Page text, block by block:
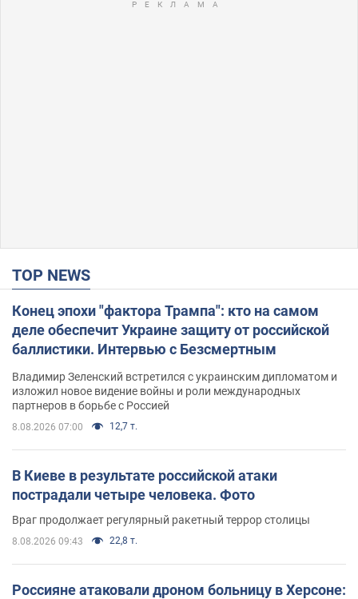
TOP NEWS
Конец эпохи "фактора Трампа": кто на самом
деле обеспечит Украине защиту от российской
баллистики. Интервью с Безсмертным
Владимир Зеленский встретился с украинским дипломатом и
изложил новое видение войны и роли международных
партнеров в борьбе с Россией
8.08.2026 07:00 12,7 т.
В Киеве в результате российской атаки
пострадали четыре человека. Фото
Враг продолжает регулярный ракетный террор столицы
8.08.2026 09:43 22,8 т.
Россияне атаковали дроном больницу в Херсоне: